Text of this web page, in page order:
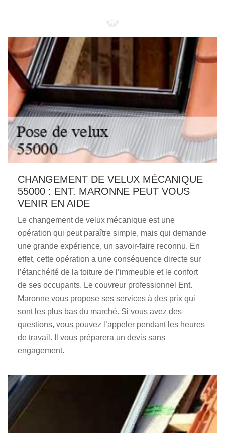
CHANGEMENT DE VELUX MÉCANIQUE
55000 : ENT. MARONNE PEUT VOUS
VENIR EN AIDE
Le changement de velux mécanique est une
opération qui peut paraître simple, mais qui demande
une grande expérience, un savoir-faire reconnu. En
effet, cette opération a une conséquence directe sur
l’étanchéité de la toiture de l’immeuble et le confort
de ses occupants. Le couvreur professionnel Ent.
Maronne vous propose ses services à des prix qui
sont les plus bas du marché. Si vous avez des
questions, vous pouvez l’appeler pendant les heures
de travail. Il vous préparera un devis sans
engagement.